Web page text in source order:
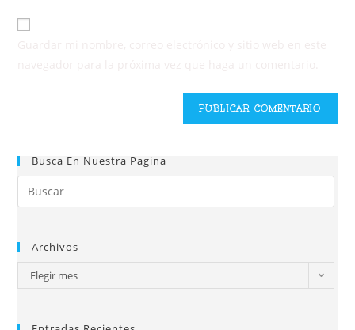
Busca En Nuestra Pagina
Archivos
Elegir mes